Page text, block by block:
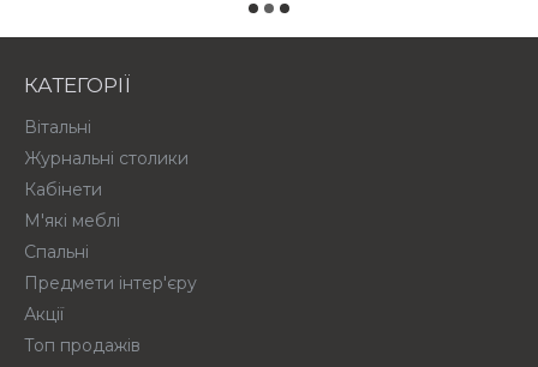
КАТЕГОРІЇ
Вітальні
Журнальні столики
Кабінети
М'які меблі
Спальні
Предмети інтер'єру
Акції
Топ продажів